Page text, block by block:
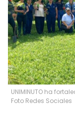
UNIMINUTO ha
Foto Redes Sociales